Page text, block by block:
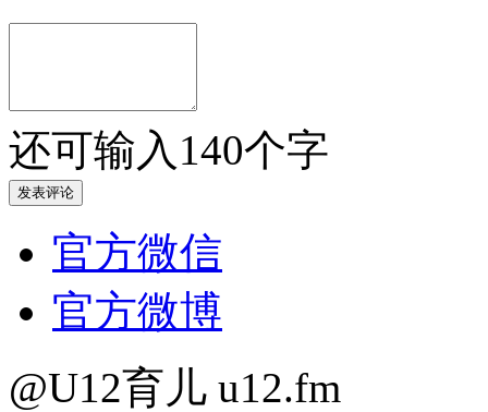
还可输入 140个字
官方微信
官方微博
@U12育儿 u12.fm